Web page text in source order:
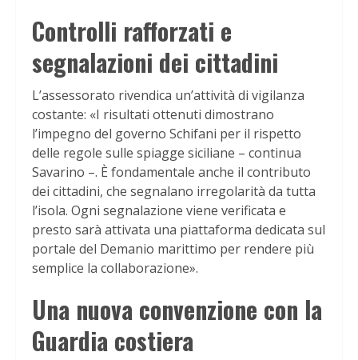
Controlli rafforzati e
segnalazioni dei cittadini
L’assessorato rivendica un’attività di vigilanza
costante: «I risultati ottenuti dimostrano
l’impegno del governo Schifani per il rispetto
delle regole sulle spiagge siciliane – continua
Savarino –. È fondamentale anche il contributo
dei cittadini, che segnalano irregolarità da tutta
l’isola. Ogni segnalazione viene verificata e
presto sarà attivata una piattaforma dedicata sul
portale del Demanio marittimo per rendere più
semplice la collaborazione».
Una nuova convenzione con la
Guardia costiera